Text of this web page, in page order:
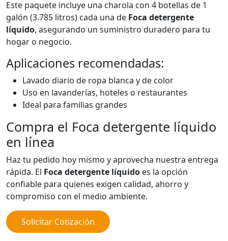
Este paquete incluye una charola con 4 botellas de 1
galón (3.785 litros) cada una de Foca detergente
líquido, asegurando un suministro duradero para tu
hogar o negocio.
Aplicaciones recomendadas:
Lavado diario de ropa blanca y de color
Uso en lavanderías, hoteles o restaurantes
Ideal para familias grandes
Compra el Foca detergente líquido
en línea
Haz tu pedido hoy mismo y aprovecha nuestra entrega
rápida. El Foca detergente líquido es la opción
confiable para quienes exigen calidad, ahorro y
compromiso con el medio ambiente.
Solicitar Cotización